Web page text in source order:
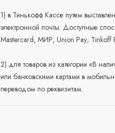
1) в Тинькофф Кассе путем
электронной почты. Доступные
Mastercard, МИР, Union Pay; Tinkoff
2) для товаров из категории «В
или банковскими картами в
переводом по реквизитам.